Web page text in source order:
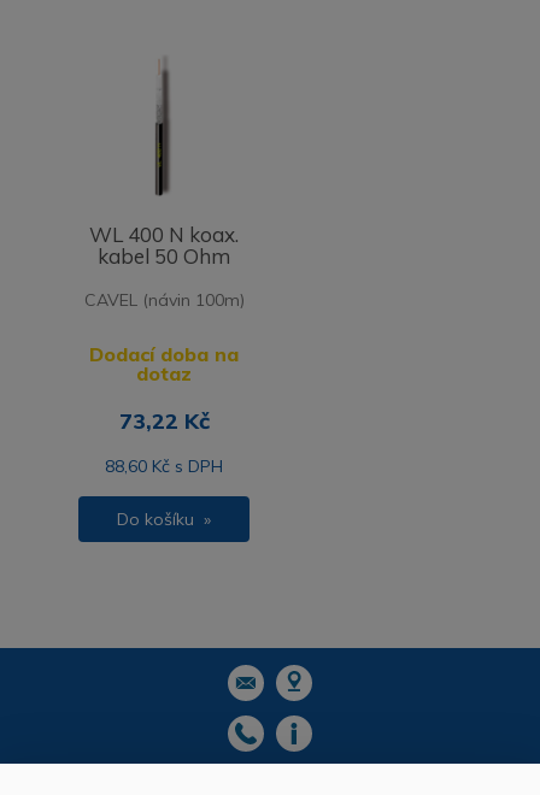
WL 400 N koax.
kabel 50 Ohm
CAVEL (návin 100m)
Dodací doba na
dotaz
73,22 Kč
88,60 Kč s DPH
Do košíku »